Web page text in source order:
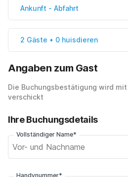
Ankunft - Abfahrt
2 Gäste • 0 huisdieren
Angaben zum Gast
Die Buchungsbestätigung wird
verschickt
Ihre Buchungsdetails
Vollständiger Name*
Handynummer*